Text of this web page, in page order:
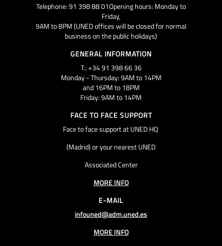
Telephone: 91 398 88 01Opening hours: Monday to
Friday,
9AM to 8PM (UNED offices will be closed for normal
business on the public holidays)
GENERAL INFORMATION
T.: +34 91 398 66 36
Monday - Thursday: 9AM to 14PM
and 16PM to 18PM
Friday: 9AM to 14PM
FACE TO FACE SUPPORT
Face to face support at UNED HQ
(Madrid) or your nearest UNED
Associated Center
MORE INFO
E-MAIL
infouned@adm.uned.es
MORE INFO